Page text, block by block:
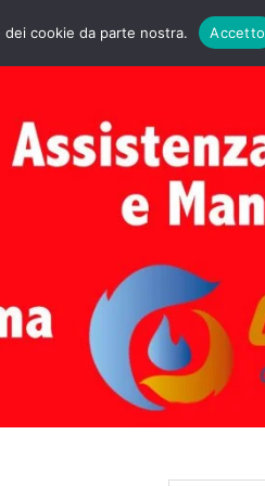
ASSISTENZA CALDAIE BIASI
cookie da parte nostra. Accetto